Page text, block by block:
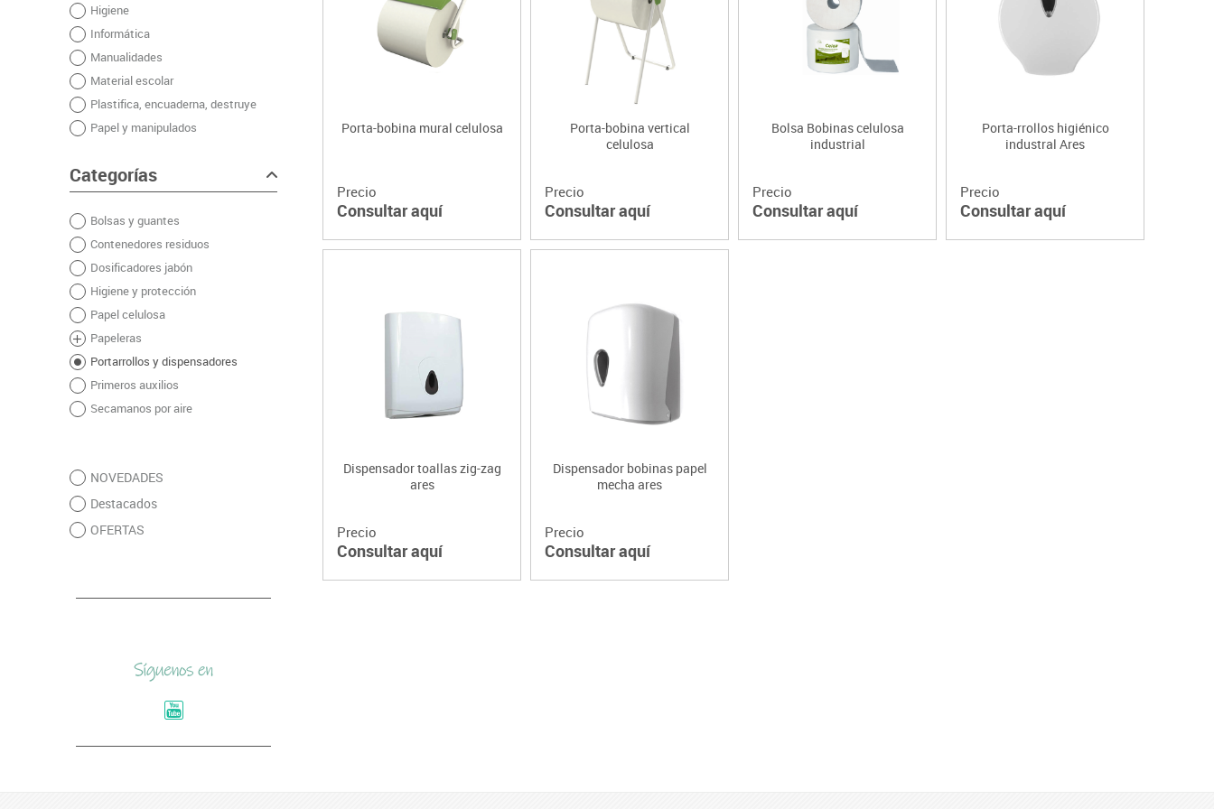
Plastifica, encuaderna, destruye
Papel y manipulados
Higiene
Informática
Manualidades
Material escolar
Plastifica, encuaderna, destruye
Papel y manipulados
Categorías
Bolsas y guantes
Contenedores residuos
Dosificadores jabón
Higiene y protección
Papel celulosa
Papeleras
Portarrollos y dispensadores
Primeros auxilios
Secamanos por aire
NOVEDADES
Destacados
OFERTAS
Porta-bobina mural celulosa
Precio
Consultar aquí
Porta-bobina vertical
celulosa
Precio
Consultar aquí
Bolsa Bobinas celulosa
industrial
Precio
Consultar aquí
Porta-rrollos higiénico
industral Ares
Precio
Consultar aquí
Dispensador toallas zig-zag
ares
Precio
Consultar aquí
Dispensador bobinas papel
mecha ares
Precio
Consultar aquí